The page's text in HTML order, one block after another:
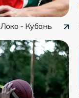
- Кубань